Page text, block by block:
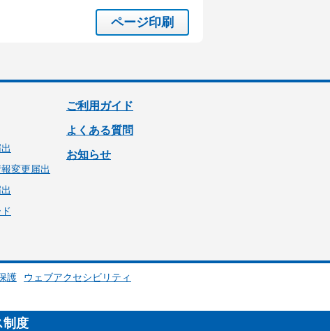
ページ印刷
変更届出
ご利用ガイド
よくある質問
お知らせ
護
ウェブアクセシビリティ
制度